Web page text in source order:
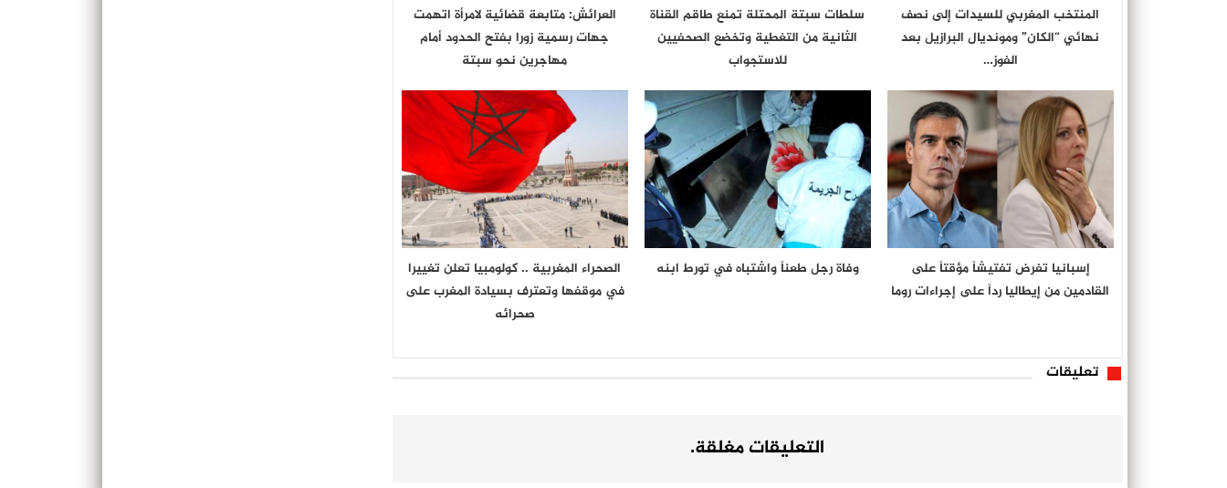
المنتخب المغربي للسيدات إلى نصف
نهائي “الكان” ومونديال البرازيل بعد
الفوز…
سلطات سبتة المحتلة تمنع طاقم القناة
الثانية من التغطية وتخضع الصحفيين
للاستجواب
العرائش: متابعة قضائية لامرأة اتهمت
جهات رسمية زورا بفتح الحدود أمام
مهاجرين نحو سبتة
إسبانيا تفرض تفتيشاً مؤقتاً على
القادمين من إيطاليا رداً على إجراءات روما
وفاة رجل طعناً واشتباه في تورط ابنه
الصحراء المغربية .. كولومبيا تعلن تغييرا
في موقفها وتعترف بسيادة المغرب على
صحرائه
تعليقات
التعليقات مغلقة.